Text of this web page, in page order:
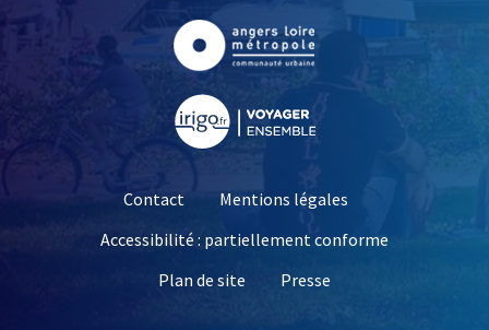
, Ouvre une nouvelle
Contact
Mentions légales
Accessibilité : partiellement conforme
Plan de site
Presse